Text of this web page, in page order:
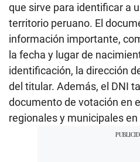
que sirve para identificar a
territorio peruano. El
información importante,
la fecha y lugar de
identificación, la dirección
del titular. Además, el DNI
documento de votación en
regionales y municipales en